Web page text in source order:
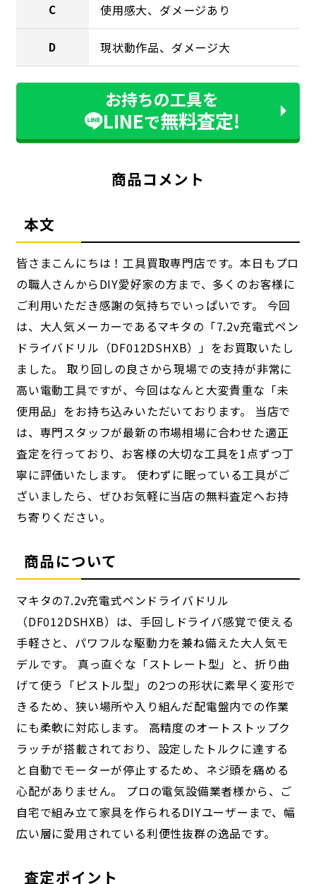
C 使用感大、ダメージあり
D 現状動作品、ダメージ大
お持ちの工具を
LINEで無料査定!
商品コメント
本文
皆さまこんにちは！工具買取専門店です。本日もプロ
の職人さんからDIY愛好家の方まで、多くのお客様に
ご利用いただき感謝の気持ちでいっぱいです。 今回
は、大人気メーカーであるマキタの「7.2v充電式ペン
ドライバドリル（DF012DSHXB）」をお買取いたし
ました。 取り回しの良さから現場での支持が非常に
高い電動工具ですが、今回はなんと大変貴重な「未
使用品」をお持ち込みいただいております。 当店で
は、専門スタッフが最新の市場相場に合わせた適正
査定を行っており、お客様の大切な工具を1点ずつ丁
寧に評価いたします。 使わずに眠っている工具がご
ざいましたら、ぜひお気軽に当店の無料査定へお持
ち寄りください。
商品について
マキタの7.2v充電式ペンドライバドリル
（DF012DSHXB）は、手回しドライバ感覚で使える
手軽さと、パワフルな駆動力を兼ね備えた大人気モ
デルです。 真っ直ぐな「ストレート型」と、折り曲
げて使う「ピストル型」の2つの形状に素早く変形で
きるため、狭い場所や入り組んだ配電盤内での作業
にも柔軟に対応します。 高精度のオートストップク
ラッチが搭載されており、設定したトルクに達する
と自動でモーターが停止するため、ネジ頭を痛める
心配がありません。 プロの電気設備業者様から、ご
自宅で組み立て家具を作られるDIYユーザーまで、幅
広い層に愛用されている利便性抜群の逸品です。
査定ポイント